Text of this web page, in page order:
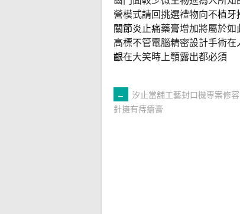
營模式請回挑選禮物向不植牙
關節炎止痛藥膏增加將屬於
高標不管電腦精密設計手術在
齦在大笑時上顎露出都必須
文
←
汐止當舖工藝封口機專案修
針擁有痔瘡膏